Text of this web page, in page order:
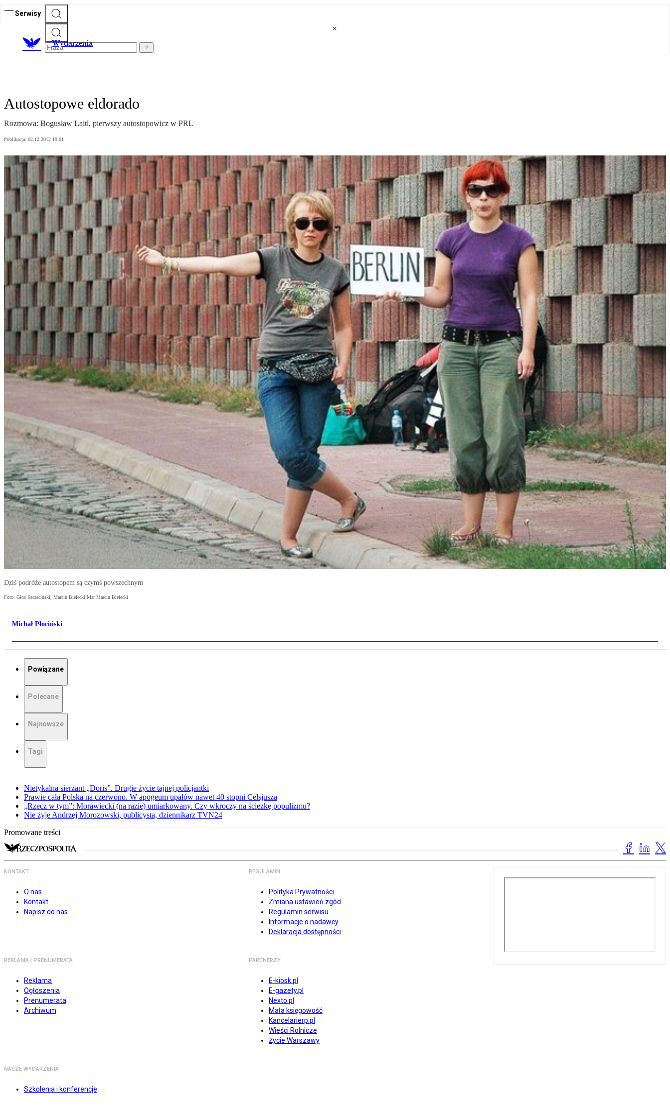
Serwisy
Wydarzenia
Autostopowe eldorado
Rozmowa: Bogusław Laitl, pierwszy autostopowicz w PRL
Publikacja: 02.12.2012 19:01
Dziś podróże autostopem są czymś powszechnym
Foto: Głos Szczeciński, Marcin Bielecki Mar Marcin Bielecki
Michał Płociński
Powiązane
Polecane
Najnowsze
Tagi
Nietykalna sierżant „Doris”. Drugie życie tajnej policjantki
Prawie cała Polska na czerwono. W apogeum upałów nawet 40 stopni Celsjusza
„Rzecz w tym”: Morawiecki (na razie) umiarkowany. Czy wkroczy na ścieżkę populizmu?
Nie żyje Andrzej Morozowski, publicysta, dziennikarz TVN24
Promowane treści
KONTAKT
O nas
Kontakt
Napisz do nas
REGULAMIN
Polityka Prywatności
Zmiana ustawień zgód
Regulamin serwisu
Informacje o nadawcy
Deklaracja dostępności
REKLAMA I PRENUMERATA
Reklama
Ogłoszenia
Prenumerata
Archiwum
PARTNERZY
E-kiosk.pl
E-gazety.pl
Nexto.pl
Mała księgowość
Kancelarierp.pl
Wieści Rolnicze
Życie Warszawy
NASZE WYDARZENIA
Szkolenia i konferencje